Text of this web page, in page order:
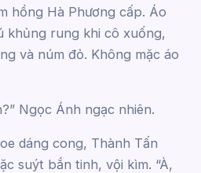
hồng Hà Phương cấp. Áo
khủng rung khi cô xuống,
và núm đỏ. Không mặc áo
Ngọc Ánh ngạc nhiên.
dáng cong, Thành Tấn
suýt bắn tinh, vội kìm. “À,